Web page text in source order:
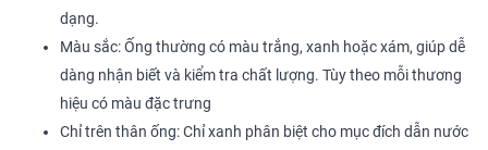
dạng.
Màu sắc: Ống thường có màu trắng, xanh hoặc xám, giúp dễ
dàng nhận biết và kiểm tra chất lượng. Tùy theo mỗi thương
hiệu có màu đặc trưng
Chỉ trên thân ống: Chỉ xanh phân biệt cho mục đích dẫn nước